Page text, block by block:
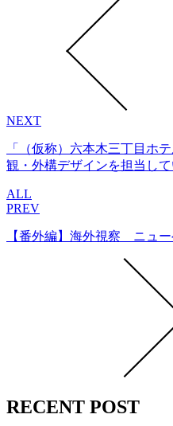
NEXT
「（仮称）六本木三丁目ホ
観・外構デザインを担当して
ALL
PREV
【番外編】海外視察 ニュ
RECENT POST